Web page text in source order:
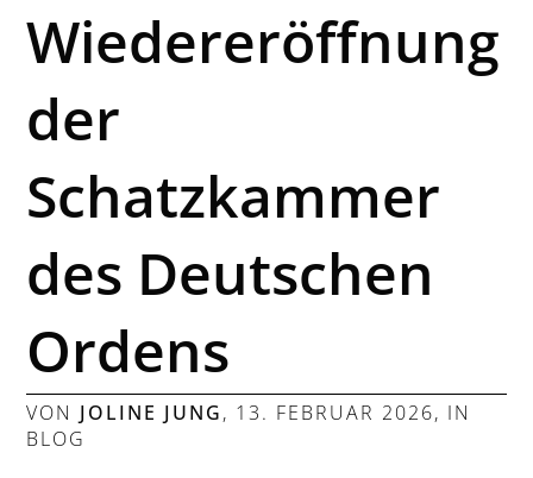
Wiedereröffnung
der
Schatzkammer
des Deutschen
Ordens
VON JOLINE JUNG, 13. FEBRUAR 2026, IN
BLOG